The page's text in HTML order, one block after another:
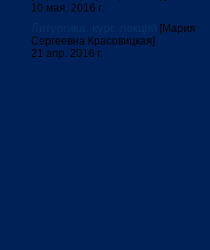
10 мая. 2016 г.
[Мария
Сергеевна Красовицкая]
21 апр. 2016 г.